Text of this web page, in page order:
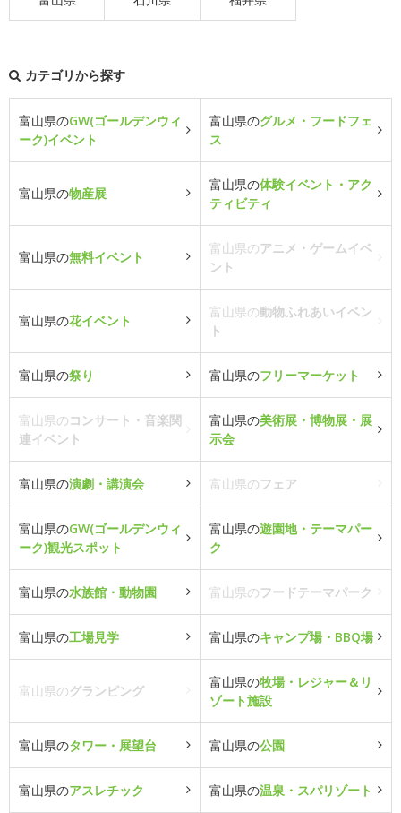
カテゴリから探す
富山県のGW(ゴールデンウィ
ーク)イベント
富山県のグルメ・フードフェ
ス
富山県の物産展
富山県の体験イベント・アク
ティビティ
富山県の無料イベント
富山県のアニメ・ゲームイベ
ント
富山県の花イベント
富山県の動物ふれあいイベン
ト
富山県の祭り 富山県のフリーマーケット
富山県のコンサート・音楽関
連イベント
富山県の美術展・博物展・展
示会
富山県の演劇・講演会 富山県のフェア
富山県のGW(ゴールデンウィ
ーク)観光スポット
富山県の遊園地・テーマパー
ク
富山県の水族館・動物園 富山県のフードテーマパーク
富山県の工場見学 富山県のキャンプ場・BBQ場
富山県のグランピング
富山県の牧場・レジャー＆リ
ゾート施設
富山県のタワー・展望台 富山県の公園
富山県のアスレチック 富山県の温泉・スパリゾート